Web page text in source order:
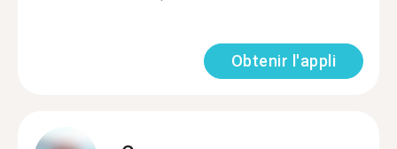
Obtenir l'appli